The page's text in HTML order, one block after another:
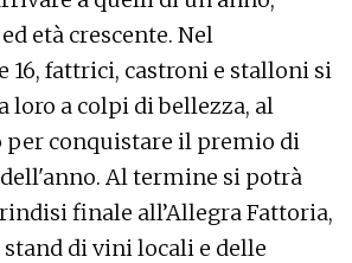
età crescente. Nel
16, fattrici, castroni e stalloni si
loro a colpi di bellezza, al
per conquistare il premio di
Al termine si potrà
finale all’Allegra Fattoria,
stand di vini locali e delle